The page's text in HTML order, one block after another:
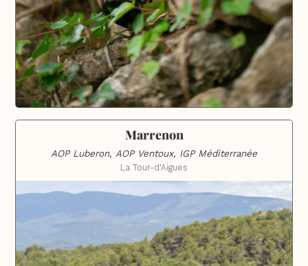
Marrenon
AOP Luberon, AOP Ventoux, IGP Méditerranée
La Tour-d'Aigues